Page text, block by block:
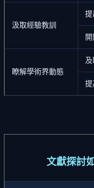
汲取經驗教訓
提
瞭解學術界動態
提
文獻探討